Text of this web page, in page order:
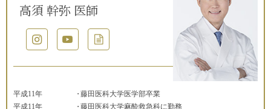
高須 幹弥 医師
平成11年
藤田医科大学医学部卒業
平成11年
藤田医科大学麻酔救急科に勤務